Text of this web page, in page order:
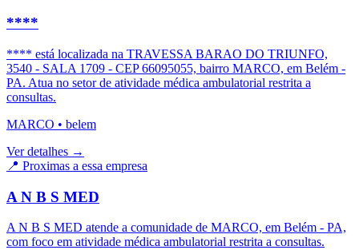
****
**** está localizada na TRAVESSA BARAO DO TRIUNFO,
3540 - SALA 1709 - CEP 66095055, bairro MARCO, em Belém -
PA. Atua no setor de atividade médica ambulatorial restrita a
consultas.
MARCO • belem
Ver detalhes →
📍 Proximas a essa empresa
A N B S MED
A N B S MED atende a comunidade de MARCO, em Belém - PA,
com foco em atividade médica ambulatorial restrita a consultas.